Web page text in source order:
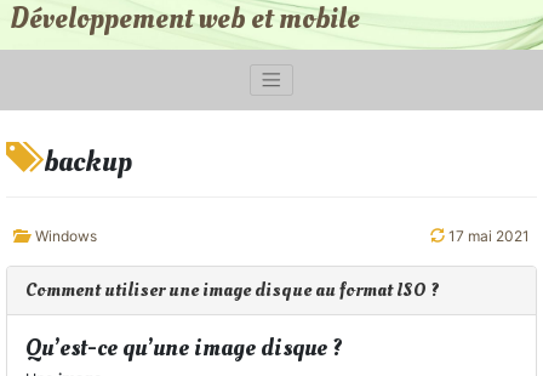
Développement web et mobile
backup
Windows 17 mai 2021
Comment utiliser une image disque au format ISO ?
Qu’est-ce qu’une image disque ?